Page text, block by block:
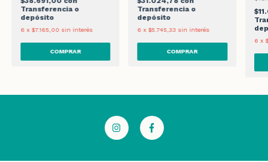
Transferencia o
depósito
6 x $7.165,00 sin interés
Transferencia o
depósito
6 x $5.745,33 sin interés
6 x